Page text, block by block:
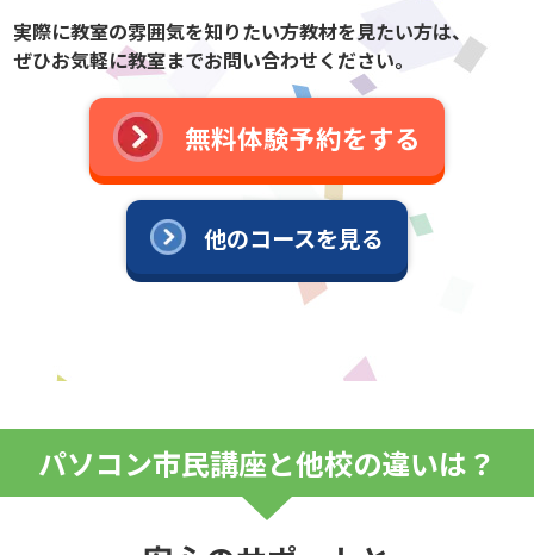
実際に教室の雰囲気を知りたい方教材を見たい方は、
ぜひお気軽に教室までお問い合わせください。
無料体験予約をする
他のコースを見る
パソコン市民講座と他校の違いは？